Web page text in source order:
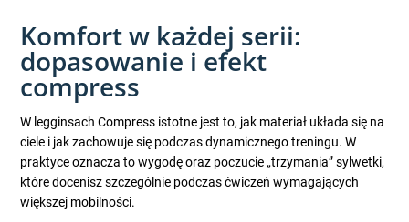
Komfort w każdej serii:
dopasowanie i efekt
compress
W legginsach Compress istotne jest to, jak materiał układa się na
ciele i jak zachowuje się podczas dynamicznego treningu. W
praktyce oznacza to wygodę oraz poczucie „trzymania” sylwetki,
które docenisz szczególnie podczas ćwiczeń wymagających
większej mobilności.